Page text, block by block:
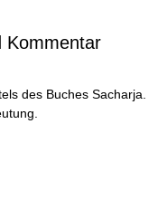
Kommentar
des Buches Sacharja.